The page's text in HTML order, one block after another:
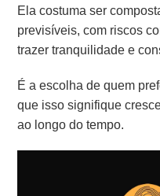
Ela costuma ser
previsíveis, com riscos
trazer tranquilidade e
É a escolha de quem
que isso signifique
ao longo do tempo.